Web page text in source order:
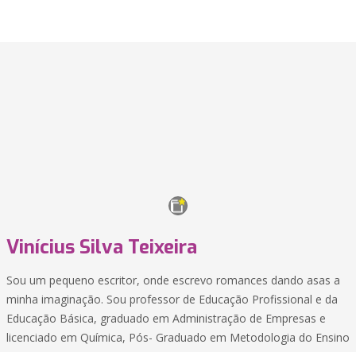
Vinícius Silva Teixeira
Sou um pequeno escritor, onde escrevo romances dando asas a
minha imaginação. Sou professor de Educação Profissional e da
Educação Básica, graduado em Administração de Empresas e
licenciado em Química, Pós- Graduado em Metodologia do Ensino